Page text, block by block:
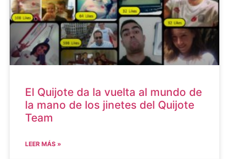
El Quijote da la vuelta al mundo de
la mano de los jinetes del Quijote
Team
LEER MÁS »